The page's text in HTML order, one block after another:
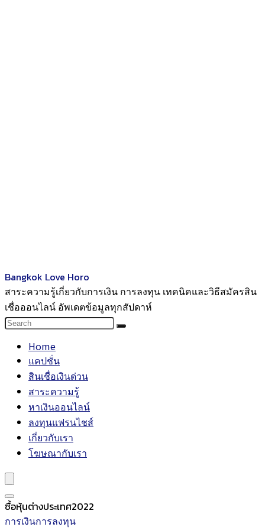
Bangkok Love Horo
สาระความรู้เกี่ยวกับการเงิน การลงทุน เทคนิคและวิธีสมัครสิน
เชื่อออนไลน์ อัพเดตข้อมูลทุกสัปดาห์
Home
แคปชั่น
สินเชื่อเงินด่วน
สาระความรู้
หาเงินออนไลน์
ลงทุนแฟรนไชส์
เกี่ยวกับเรา
โฆษณากับเรา
ซื้อหุ้นต่างประเทศ2022
การเงินการลงทุน